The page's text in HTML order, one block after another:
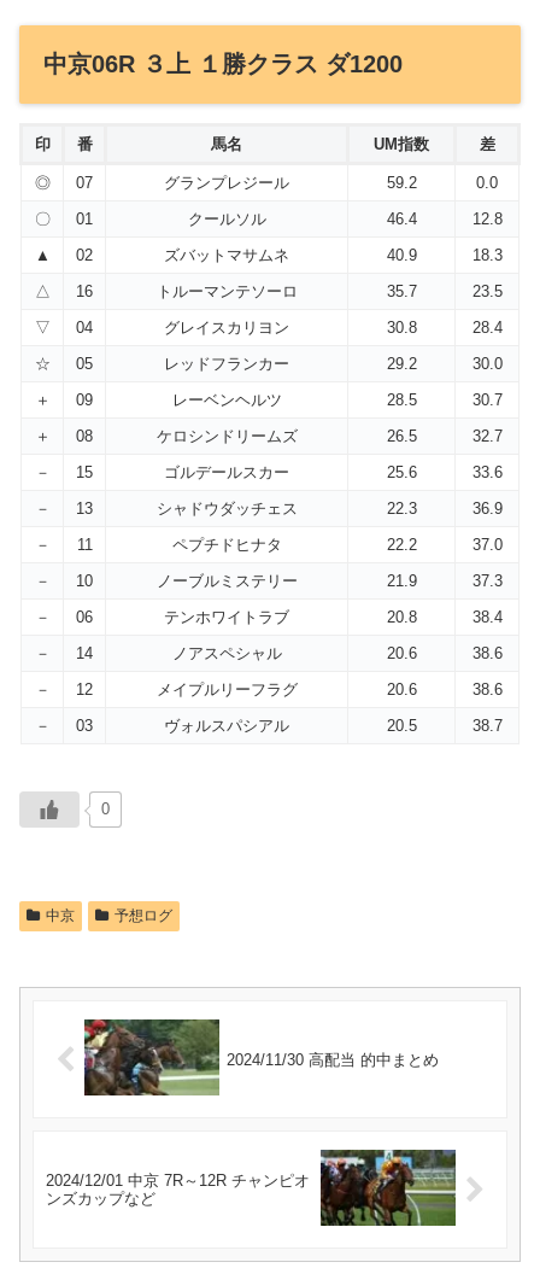
中京06R ３上 １勝クラス ダ1200
印 番 馬名 UM指数 差
◎ 07 グランプレジール 59.2
0.0
〇
01 クールソル 46.4
12.8
▲
02 ズバットマサムネ 40.9
18.3
△
16 トルーマンテソーロ 35.7
23.5
▽
04 グレイスカリヨン 30.8
28.4
☆
05 レッドフランカー 29.2
30.0
＋
09 レーベンヘルツ 28.5
30.7
＋
08 ケロシンドリームズ 26.5
32.7
－
15 ゴルデールスカー 25.6
33.6
－
13 シャドウダッチェス 22.3
36.9
－
11 ペプチドヒナタ 22.2
37.0
－
10 ノーブルミステリー 21.9
37.3
－
06 テンホワイトラブ 20.8
38.4
－
14 ノアスペシャル 20.6
38.6
－
12 メイプルリーフラグ 20.6
38.6
－
03 ヴォルスパシアル 20.5 38.7
0
中京 予想ログ
2024/11/30 高配当 的中まとめ
2024/12/01 中京 7R～12R チャンピオ
ンズカップなど